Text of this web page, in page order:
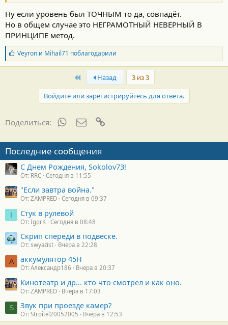
Ну если уровень был ТОЧНЫМ то да, совпадёт.
Но в общем случае это НЕГРАМОТНЫЙ НЕВЕРНЫЙ В
ПРИНЦИПЕ метод.
Б
л
а
о
т
и
:
Veyronи Mihail71 поблагодарили
First Назад
3 из 3
Войдите или зарегистрируйтесь для ответа.
Поделиться: WhatsAppЭлектронная почта
Последние сообщения
С Днем Рождения, Sokolov73!
От: RRC Сегодня в 11:55
"Если завтра война."
От: ZAMPRED Сегодня в 09:37
I Стук в рулевой
От: IgorK Сегодня в 08:48
Скрип спереди в подвеске.
От: swyazist Вчера в 22:28
А аккумулятор 45H
От: Александр186 Вчера в 20:37
Кинотеатр и др... кто что смотрел и как оно.
От: ZAMPRED Вчера в 17:03
S Звук при проезде камер?
От: Stroitel20052005 Вчера в 12:53